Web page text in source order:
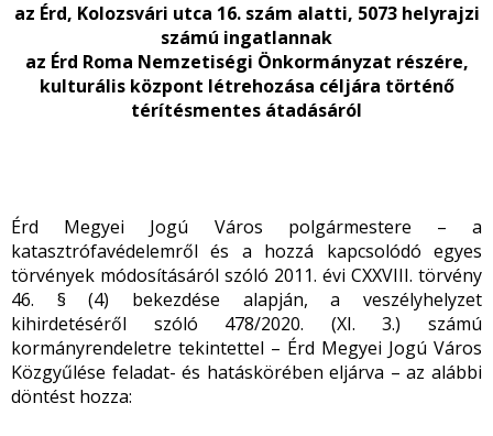
az Érd, Kolozsvári utca 16. szám alatti, 5073 helyrajzi
számú ingatlannak
az Érd Roma Nemzetiségi Önkormányzat részére,
kulturális központ létrehozása céljára történő
térítésmentes átadásáról
Érd Megyei Jogú Város polgármestere – a
katasztrófavédelemről és a hozzá kapcsolódó egyes
törvények módosításáról szóló 2011. évi CXXVIII. törvény
46. § (4) bekezdése alapján, a veszélyhelyzet
kihirdetéséről szóló 478/2020. (XI. 3.) számú
kormányrendeletre tekintettel – Érd Megyei Jogú Város
Közgyűlése feladat- és hatáskörében eljárva – az alábbi
döntést hozza: